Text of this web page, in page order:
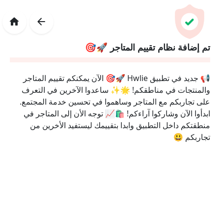
تم إضافة نظام تقييم المتاجر 🚀🎯
📢 جديد في تطبيق Hwlie 🚀🎯 الآن يمكنكم تقييم المتاجر
والمنتجات في مناطقكم! 🌟✨ ساعدوا الآخرين في التعرف
على تجاربكم مع المتاجر وساهموا في تحسين خدمة المجتمع.
ابدأوا الآن وشاركوا آراءكم! 🛍️📈 توجه الأن إلى المتاجر في
منطقتكم داخل التطبيق وابدا بتقييمك ليستفيد الأخرين من
تجاربكم 😃